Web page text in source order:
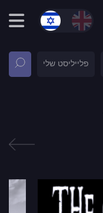
פלייליסט שלי